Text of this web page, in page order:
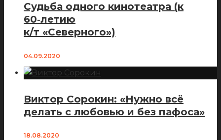
Судьба одного кинотеатра (к
60‑летию
к/т «Северного»)
04.09.2020
Виктор Сорокин: «Нужно всё
делать с любовью и без пафоса»
18.08.2020